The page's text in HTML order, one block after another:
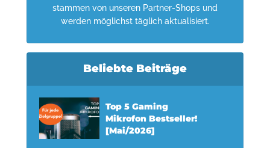
stammen von unseren Partner-Shops und
werden möglichst täglich aktualisiert.
Beliebte Beiträge
Top 5 Gaming
Mikrofon Bestseller!
[Mai/2026]